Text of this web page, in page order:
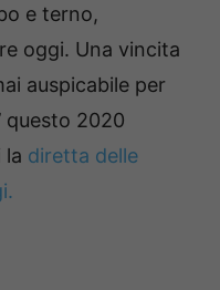
e terno,
oggi. Una vincita
auspicabile per
questo 2020
la diretta delle